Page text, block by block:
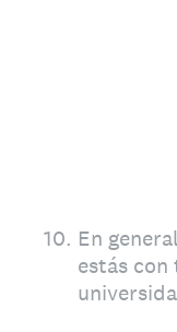
10. En
estás con